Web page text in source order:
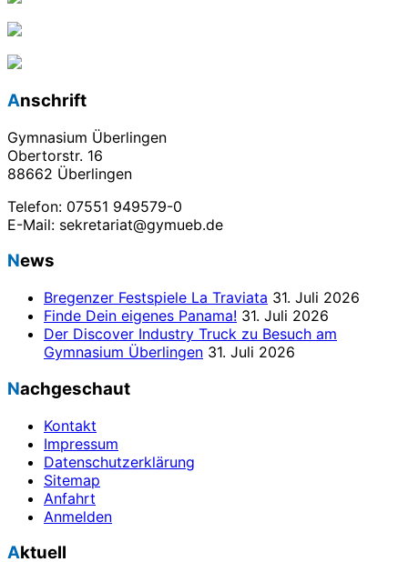
Anschrift
Gymnasium Überlingen
Obertorstr. 16
88662 Überlingen
Telefon: 07551 949579-0
E-Mail: sekretariat@gymueb.de
News
Bregenzer Festspiele La Traviata 31. Juli 2026
Finde Dein eigenes Panama! 31. Juli 2026
Der Discover Industry Truck zu Besuch am
Gymnasium Überlingen 31. Juli 2026
Nachgeschaut
Kontakt
Impressum
Datenschutzerklärung
Sitemap
Anfahrt
Anmelden
Aktuell